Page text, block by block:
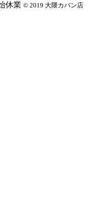
休業 © 2019 大隈カバン店